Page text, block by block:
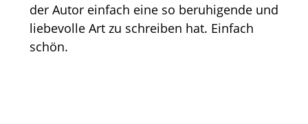
der Autor einfach eine so beruhigende und
liebevolle Art zu schreiben hat. Einfach
schön.